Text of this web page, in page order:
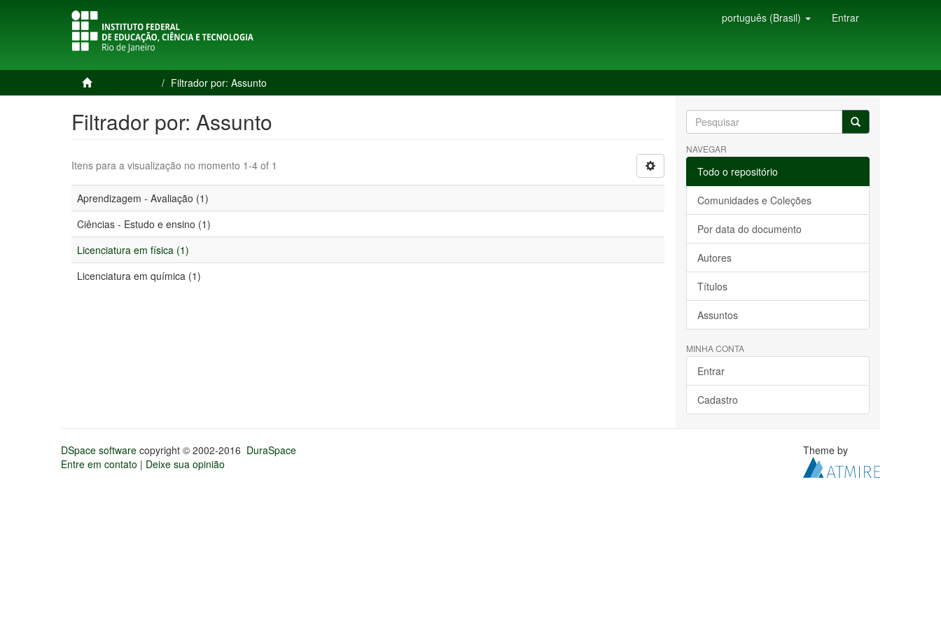
português (Brasil) Entrar
Filtrador por: Assunto
Filtrador por: Assunto
Itens para a visualização no momento 1-4 of 1
Aprendizagem - Avaliação (1)
Ciências - Estudo e ensino (1)
Licenciatura em física (1)
Licenciatura em química (1)
NAVEGAR
Todo o repositório
Comunidades e Coleções
Por data do documento
Autores
Títulos
Assuntos
MINHA CONTA
Entrar
Cadastro
DSpace software copyright © 2002-2016 DuraSpace
Entre em contato | Deixe sua opinião
Theme by